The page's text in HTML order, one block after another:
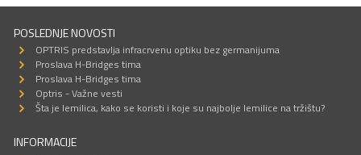
POSLEDNJE NOVOSTI
OPTRIS predstavlja infracrvenu optiku bez germanijuma
Proslava H-Bridges tima
Proslava H-Bridges tima
Optris - Važne vesti
Šta je lemilica, kako se koristi i koje su najbolje lemilice na tržištu?
INFORMACIJE